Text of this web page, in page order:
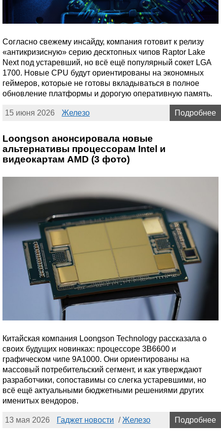
Согласно свежему инсайду, компания готовит к релизу
«антикризисную» серию десктопных чипов Raptor Lake
Next под устаревший, но всё ещё популярный сокет LGA
1700. Новые CPU будут ориентированы на экономных
геймеров, которые не готовы вкладываться в полное
обновление платформы и дорогую оперативную память.
15 июня 2026 Железо Подробнее
Loongson анонсировала новые
альтернативы процессорам Intel и
видеокартам AMD (3 фото)
Китайская компания Loongson Technology рассказала о
своих будущих новинках: процессоре 3B6600 и
графическом чипе 9A1000. Они ориентированы на
массовый потребительский сегмент, и как утверждают
разработчики, сопоставимы со слегка устаревшими, но
всё ещё актуальными бюджетными решениями других
именитых вендоров.
13 мая 2026 Гаджет новости /Железо Подробнее